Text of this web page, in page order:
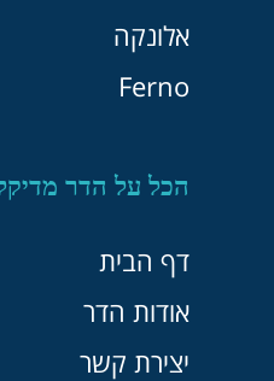
אלונקה
Ferno
הכל על הדר
דף הבית
אודות הדר
יצירת קשר